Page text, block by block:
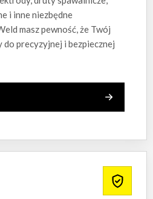
i inne niezbędne
masz pewność, że Twój
precyzyjnej i bezpiecznej